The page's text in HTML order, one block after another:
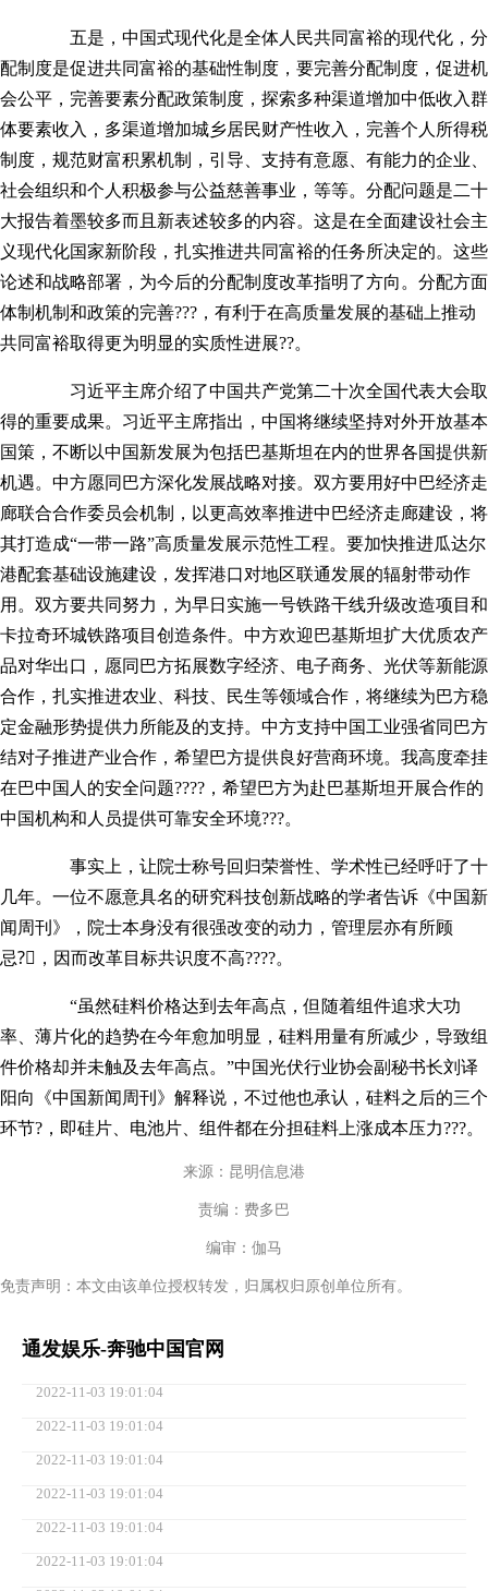
五是，中国式现代化是全体人民共同富裕的现代化，分
配制度是促进共同富裕的基础性制度，要完善分配制度，促进机
会公平，完善要素分配政策制度，探索多种渠道增加中低收入群
体要素收入，多渠道增加城乡居民财产性收入，完善个人所得税
制度，规范财富积累机制，引导、支持有意愿、有能力的企业、
社会组织和个人积极参与公益慈善事业，等等。分配问题是二十
大报告着墨较多而且新表述较多的内容。这是在全面建设社会主
义现代化国家新阶段，扎实推进共同富裕的任务所决定的。这些
论述和战略部署，为今后的分配制度改革指明了方向。分配方面
体制机制和政策的完善???，有利于在高质量发展的基础上推动
共同富裕取得更为明显的实质性进展??。
习近平主席介绍了中国共产党第二十次全国代表大会取
得的重要成果。习近平主席指出，中国将继续坚持对外开放基本
国策，不断以中国新发展为包括巴基斯坦在内的世界各国提供新
机遇。中方愿同巴方深化发展战略对接。双方要用好中巴经济走
廊联合合作委员会机制，以更高效率推进中巴经济走廊建设，将
其打造成“一带一路”高质量发展示范性工程。要加快推进瓜达尔
港配套基础设施建设，发挥港口对地区联通发展的辐射带动作
用。双方要共同努力，为早日实施一号铁路干线升级改造项目和
卡拉奇环城铁路项目创造条件。中方欢迎巴基斯坦扩大优质农产
品对华出口，愿同巴方拓展数字经济、电子商务、光伏等新能源
合作，扎实推进农业、科技、民生等领域合作，将继续为巴方稳
定金融形势提供力所能及的支持。中方支持中国工业强省同巴方
结对子推进产业合作，希望巴方提供良好营商环境。我高度牵挂
在巴中国人的安全问题????，希望巴方为赴巴基斯坦开展合作的
中国机构和人员提供可靠安全环境???。
事实上，让院士称号回归荣誉性、学术性已经呼吁了十
几年。一位不愿意具名的研究科技创新战略的学者告诉《中国新
闻周刊》，院士本身没有很强改变的动力，管理层亦有所顾
忌?⃣，因而改革目标共识度不高????。
“虽然硅料价格达到去年高点，但随着组件追求大功
率、薄片化的趋势在今年愈加明显，硅料用量有所减少，导致组
件价格却并未触及去年高点。”中国光伏行业协会副秘书长刘译
阳向《中国新闻周刊》解释说，不过他也承认，硅料之后的三个
环节?，即硅片、电池片、组件都在分担硅料上涨成本压力???。
来源：昆明信息港
责编：费多巴
编审：伽马
免责声明：本文由该单位授权转发，归属权归原创单位所有。
通发娱乐-奔驰中国官网
2022-11-03 19:01:04
2022-11-03 19:01:04
2022-11-03 19:01:04
2022-11-03 19:01:04
2022-11-03 19:01:04
2022-11-03 19:01:04